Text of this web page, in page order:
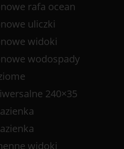
rafa ocean
uliczki
widoki
wodospady
240×35
widoki